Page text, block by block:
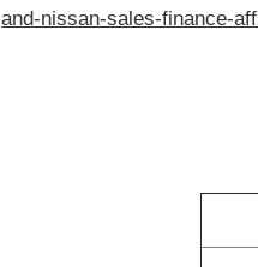
and-nissan-sales-finance-